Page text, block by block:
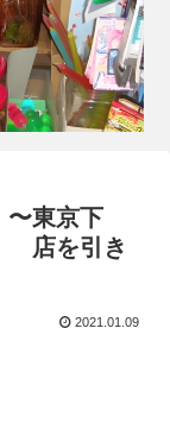
東京下
店を引き
2021.01.09